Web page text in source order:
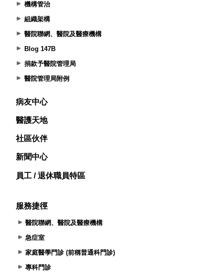
機構管治
組織架構
醫院聯網、醫院及醫療機構
Blog 147B
捐款予醫院管理局
醫院管理局附例
病友中心
醫護天地
社區伙伴
新聞中心
員工 / 退休職員特區
服務捷徑
醫院聯網、醫院及醫療機構
急症室
家庭醫學門診 (前稱普通科門診)
專科門診